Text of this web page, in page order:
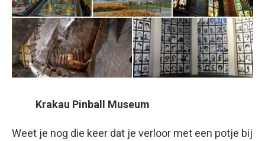
Krakau Pinball Museum
Weet je nog die keer dat je verloor met een potje bij